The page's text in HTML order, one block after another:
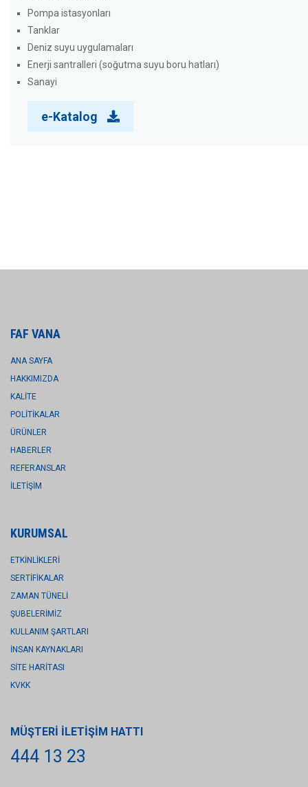
Pompa istasyonları
Tanklar
Deniz suyu uygulamaları
Enerji santralleri (soğutma suyu boru hatları)
Sanayi
e-Katalog
FAF VANA
ANA SAYFA
HAKKIMIZDA
KALİTE
POLİTİKALAR
ÜRÜNLER
HABERLER
REFERANSLAR
İLETİŞİM
KURUMSAL
ETKİNLİKLERİ
SERTİFİKALAR
ZAMAN TÜNELİ
ŞUBELERİMİZ
KULLANIM ŞARTLARI
İNSAN KAYNAKLARI
SİTE HARİTASI
KVKK
MÜŞTERİ İLETİŞİM HATTI
444 13 23